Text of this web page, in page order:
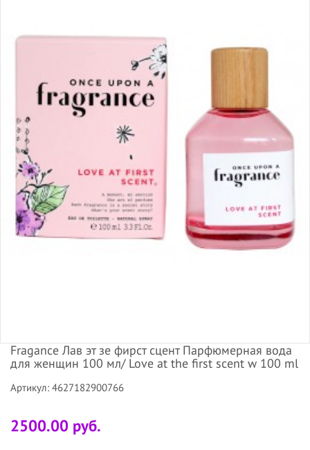
Fragance Лав эт зе фирст сцент Парфюмерная вода
для женщин 100 мл/ Love at the first scent w 100 ml
Артикул: 4627182900766
2500.00 руб.